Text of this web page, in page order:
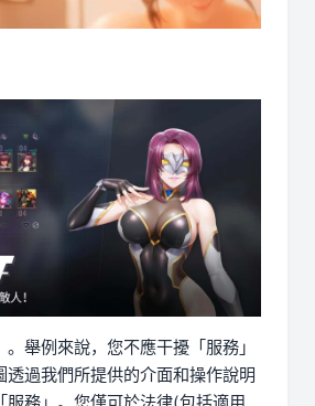
舉例來說，您不應干擾「服務」
透過我們所提供的介面和操作說明